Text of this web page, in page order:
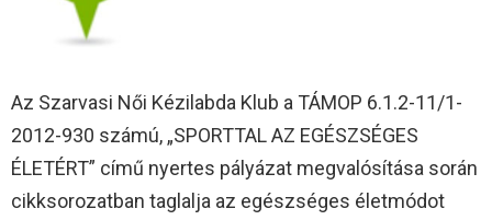
Az Szarvasi Női Kézilabda Klub a TÁMOP 6.1.2-11/1-
2012-930 számú, „SPORTTAL AZ EGÉSZSÉGES
ÉLETÉRT” című nyertes pályázat megvalósítása során
cikksorozatban taglalja az egészséges életmódot